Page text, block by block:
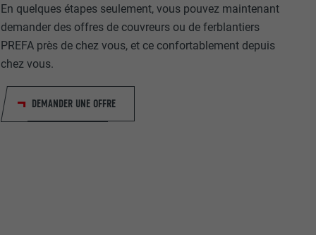
En quelques étapes seulement, vous pouvez maintenant
demander des offres de couvreurs ou de ferblantiers
PREFA près de chez vous, et ce confortablement depuis
chez vous.
DEMANDER UNE OFFRE
la langue
être affichés
être activé